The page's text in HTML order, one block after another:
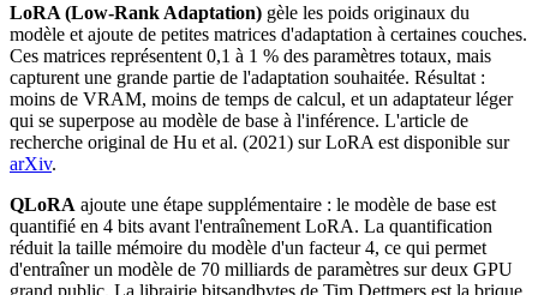
LoRA (Low-Rank Adaptation) gèle les poids originaux du
modèle et ajoute de petites matrices d'adaptation à certaines couches.
Ces matrices représentent 0,1 à 1 % des paramètres totaux, mais
capturent une grande partie de l'adaptation souhaitée. Résultat :
moins de VRAM, moins de temps de calcul, et un adaptateur léger
qui se superpose au modèle de base à l'inférence. L'article de
recherche original de Hu et al. (2021) sur LoRA est disponible sur
arXiv.
QLoRA ajoute une étape supplémentaire : le modèle de base est
quantifié en 4 bits avant l'entraînement LoRA. La quantification
réduit la taille mémoire du modèle d'un facteur 4, ce qui permet
d'entraîner un modèle de 70 milliards de paramètres sur deux GPU
grand public. La librairie bitsandbytes de Tim Dettmers est la brique